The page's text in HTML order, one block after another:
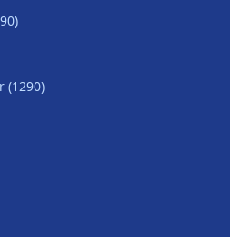
(1290)